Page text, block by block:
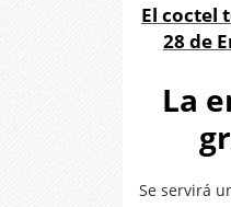
El coctel
28 de
La
Se servirá